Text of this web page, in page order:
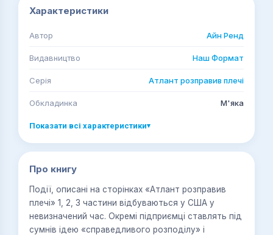
Характеристики
Автор Айн Ренд
Видавництво Наш Формат
Серія Атлант розправив плечі
Обкладинка М'яка
Показати всі характеристики▾
Про книгу
Події, описані на сторінках «Атлант розправив
плечі» 1, 2, 3 частини відбуваються у США у
невизначений час. Окремі підприємці ставлять під
сумнів ідею «справедливого розподілу» і